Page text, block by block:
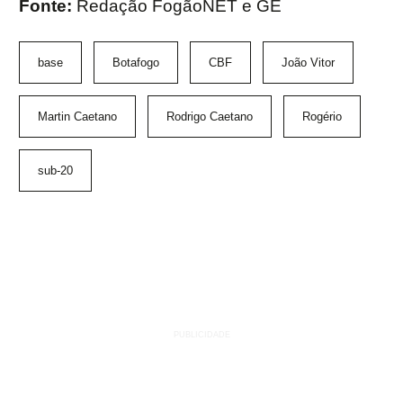
Fonte: Redação FogãoNET e GE
base Botafogo CBF João Vitor
Martin Caetano Rodrigo Caetano Rogério
sub-20